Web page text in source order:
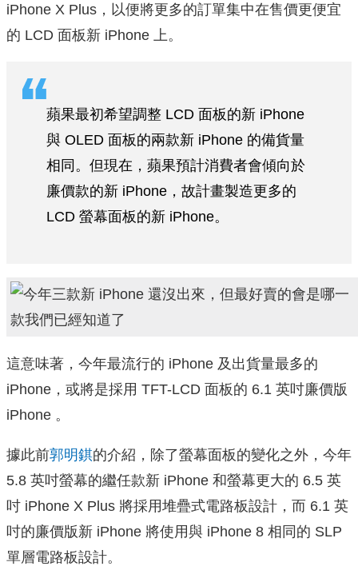
iPhone X Plus，以便將更多的訂單集中在售價更便宜
的 LCD 面板新 iPhone 上。
蘋果最初希望調整 LCD 面板的新 iPhone
與 OLED 面板的兩款新 iPhone 的備貨量
相同。但現在，蘋果預計消費者會傾向於
廉價款的新 iPhone，故計畫製造更多的
LCD 螢幕面板的新 iPhone。
這意味著，今年最流行的 iPhone 及出貨量最多的
iPhone，或將是採用 TFT-LCD 面板的 6.1 英吋廉價版
iPhone 。
據此前郭明錤的介紹，除了螢幕面板的變化之外，今年
5.8 英吋螢幕的繼任款新 iPhone 和螢幕更大的 6.5 英
吋 iPhone X Plus 將採用堆疊式電路板設計，而 6.1 英
吋的廉價版新 iPhone 將使用與 iPhone 8 相同的 SLP
單層電路板設計。